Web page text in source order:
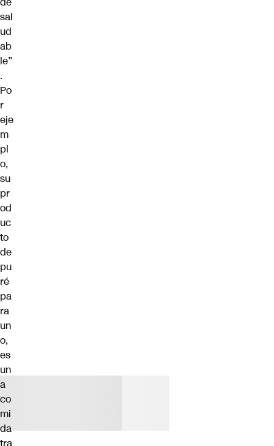
sal
ud
ab
le”
.
Po
r
eje
m
pl
o,
su
pr
od
uc
to
de
pu
ré
pa
ra
un
o,
es
un
a
co
mi
da
tra